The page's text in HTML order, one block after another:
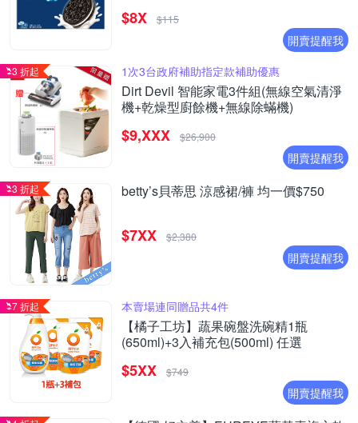
$8X $115
開賣提醒我
3 折起 1次3台政府補助指定款補助優惠
Dirt Devil 智能家電3件組(無線空氣清淨
機+乾燥型廚餘機+無線除蟎機)
$9,XXX $26,900
開賣提醒我
3 折起 betty’s貝蒂思 涼感裙/褲 均一價$750
$7XX $2,380
開賣提醒我
7 折起 本賣場連同贈品共4件
【橘子工坊】蔬果碗盤洗碗精1瓶
(650ml)+3入補充包(500ml) 任選
$5XX $749
開賣提醒我